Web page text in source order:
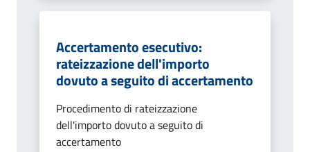
Accertamento esecutivo:
rateizzazione dell'importo
dovuto a seguito di accertamento
Procedimento di rateizzazione
dell'importo dovuto a seguito di
accertamento